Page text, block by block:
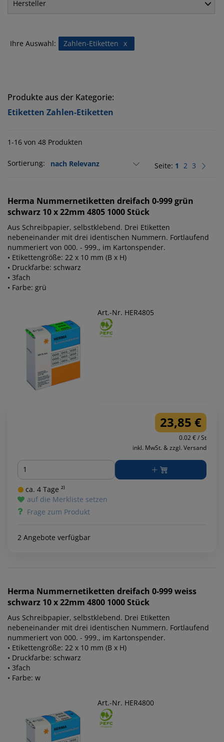
Hersteller
Ihre Auswahl: x
Zahlen-Etiketten
Produkte aus der Kategorie:
Etiketten Zahlen-Etiketten
1-16 von 48 Produkten
Sortierung: Seite: 1 2 3
Herma Nummernetiketten dreifach 0-999 grün
schwarz 10 x 22mm 4805 1000 Stück
Aus Schreibpapier, selbstklebend. Drei Etiketten
nebeneinander mit drei identischen Nummern. Fortlaufend
nummeriert von 000. - 999., im Kartonspender.
• Etikettengröße: 22 x 10 mm (B x H)
• Druckfarbe: schwarz
• 3fach
• Farbe: grü
Art.-Nr. HER4805
23,85 €
0.02 € / St
inkl. MwSt. & zzgl. Versand
Menge
ca. 4 Tage ²⁾
auf die Merkliste setzen
Frage zum Produkt
2 Angebote verfügbar
Herma Nummernetiketten dreifach 0-999 weiss
schwarz 10 x 22mm 4800 1000 Stück
Aus Schreibpapier, selbstklebend. Drei Etiketten
nebeneinander mit drei identischen Nummern. Fortlaufend
nummeriert von 000. - 999., im Kartonspender.
• Etikettengröße: 22 x 10 mm (B x H)
• Druckfarbe: schwarz
• 3fach
• Farbe: w
Art.-Nr. HER4800